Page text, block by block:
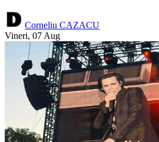
Corneliu CAZACU
Vineri, 07 Aug